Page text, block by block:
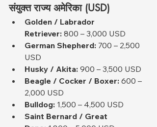
संयुक्त राज्य अमेरिका (USD)
Golden / Labrador
Retriever: 800 – 3,000 USD
German Shepherd: 700 – 2,500
USD
Husky / Akita: 900 – 3,500 USD
Beagle / Cocker / Boxer: 600 –
2,000 USD
Bulldog: 1,500 – 4,500 USD
Saint Bernard / Great